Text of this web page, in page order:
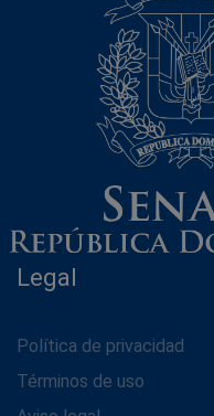
Legal
Política de privacidad
Términos de uso